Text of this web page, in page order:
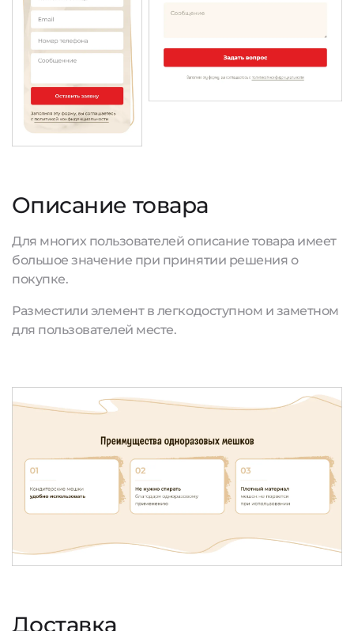
Описание товара
Для многих пользователей описание товара имеет
большое значение при принятии решения о
покупке.
Разместили элемент в легкодоступном и заметном
для пользователей месте.
Доставка